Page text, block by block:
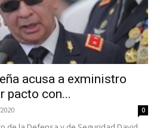
acusa a exministro
pacto con...
0